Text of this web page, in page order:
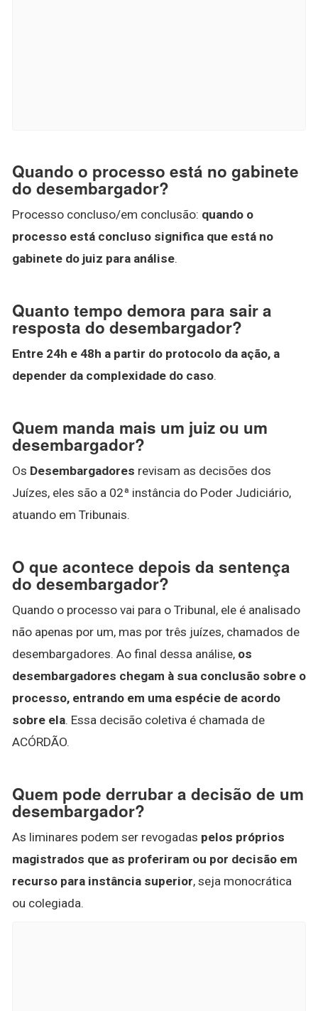
Quando o processo está no gabinete
do desembargador?
Processo concluso/em conclusão: quando o
processo está concluso significa que está no
gabinete do juiz para análise.
Quanto tempo demora para sair a
resposta do desembargador?
Entre 24h e 48h a partir do protocolo da ação, a
depender da complexidade do caso.
Quem manda mais um juiz ou um
desembargador?
Os Desembargadores revisam as decisões dos
Juízes, eles são a 02ª instância do Poder Judiciário,
atuando em Tribunais.
O que acontece depois da sentença
do desembargador?
Quando o processo vai para o Tribunal, ele é analisado
não apenas por um, mas por três juízes, chamados de
desembargadores. Ao final dessa análise, os
desembargadores chegam à sua conclusão sobre o
processo, entrando em uma espécie de acordo
sobre ela. Essa decisão coletiva é chamada de
ACÓRDÃO.
Quem pode derrubar a decisão de um
desembargador?
As liminares podem ser revogadas pelos próprios
magistrados que as proferiram ou por decisão em
recurso para instância superior, seja monocrática
ou colegiada.